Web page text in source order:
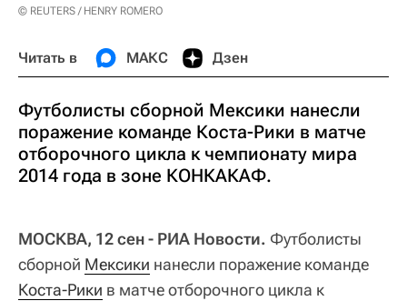
© REUTERS / HENRY ROMERO
Читать в МАКС Дзен
Футболисты сборной Мексики нанесли
поражение команде Коста-Рики в матче
отборочного цикла к чемпионату мира
2014 года в зоне КОНКАКАФ.
МОСКВА, 12 сен - РИА Новости. Футболисты
сборной Мексики нанесли поражение команде
Коста-Рики в матче отборочного цикла к